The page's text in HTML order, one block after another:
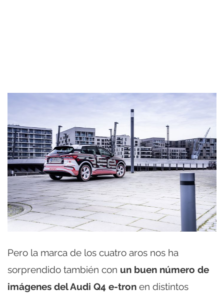
Pero la marca de los cuatro aros nos ha
sorprendido también con un buen número de
imágenes del Audi Q4 e-tron en distintos